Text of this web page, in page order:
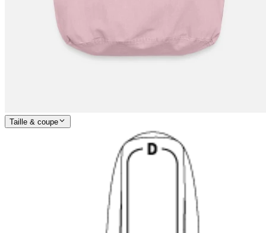
Taille & coupe